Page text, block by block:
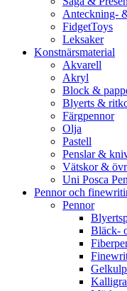
Anteckning-
FidgetToys
Leksaker
Konstnärsmaterial
Akvarell
Akryl
Block &
Blyerts &
Färgpennor
Olja
Pastell
Penslar &
Vätskor &
Uni Posca
Pennor och
Pennor
Bläck-